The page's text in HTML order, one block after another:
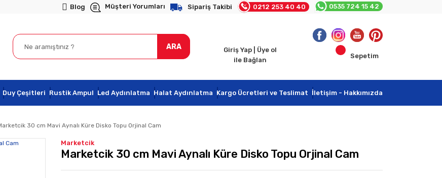
Blog Müşteri Yorumları Sipariş Takibi 0212 253 40 40 0535 724 15 42
ARA
Giriş Yap | Üye ol
ile Bağlan
Sepetim
Duy Çeşitleri Rustik Ampul Led Aydınlatma Halat Aydınlatma Kargo Ücretleri ve Teslimat İletişim - Hakkımızda
30 cm Mavi Aynalı Küre Disko Topu Orjinal Cam
Marketcik
Marketcik 30 cm Mavi Aynalı Küre Disko Topu Orjinal Cam